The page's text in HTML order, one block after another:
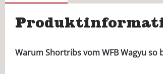
Warum Shortribs vom WFB Wagyu so